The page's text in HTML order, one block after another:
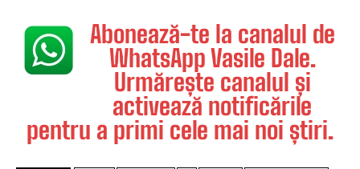
Abonează-te la canalul de
WhatsApp Vasile Dale.
Urmărește canalul și
activează notificările
pentru a primi cele mai noi știri.